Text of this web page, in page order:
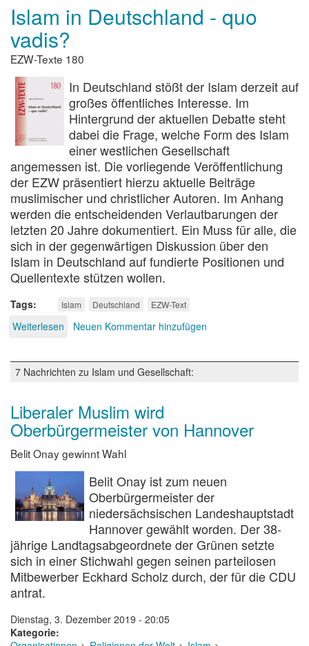
Minderheitenrechte
Islam in Deutschland - quo
vadis?
EZW-Texte 180
In Deutschland stößt der Islam derzeit auf
großes öffentliches Interesse. Im
Hintergrund der aktuellen Debatte steht
dabei die Frage, welche Form des Islam
einer westlichen Gesellschaft
angemessen ist. Die vorliegende Veröffentlichung
der EZW präsentiert hierzu aktuelle Beiträge
muslimischer und christlicher Autoren. Im Anhang
werden die entscheidenden Verlautbarungen der
letzten 20 Jahre dokumentiert. Ein Muss für alle, die
sich in der gegenwärtigen Diskussion über den
Islam in Deutschland auf fundierte Positionen und
Quellentexte stützen wollen.
Tags Islam Deutschland EZW-Text
Weiterlesen über
Deutschland
-
vadis?
Neuen Kommentar hinzufügen
7 Nachrichten zu Islam und Gesellschaft:
Liberaler Muslim wird
Oberbürgermeister von Hannover
Belit Onay gewinnt Wahl
Belit Onay ist zum neuen
Oberbürgermeister der
niedersächsischen Landeshauptstadt
Hannover gewählt worden. Der 38-
jährige Landtagsabgeordnete der Grünen setzte
sich in einer Stichwahl gegen seinen parteilosen
Mitbewerber Eckhard Scholz durch, der für die CDU
antrat.
Dienstag, 3. Dezember 2019 - 20:05
Kategorie